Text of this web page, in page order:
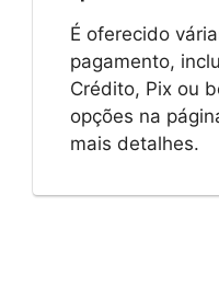
É oferecido
pagamento,
Crédito, Pix ou
opções na
mais detalhes.